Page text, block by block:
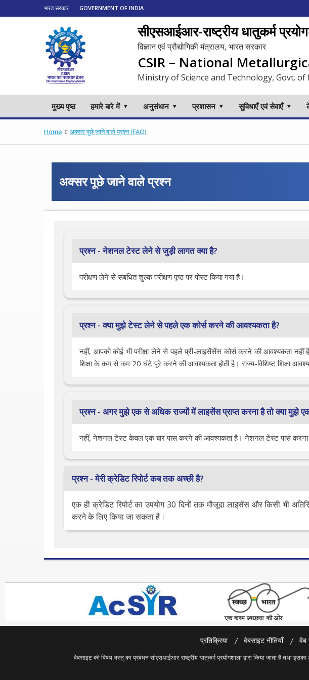
भारत सरकार GOVERNMENT OF INDIA
सीएसआईआर-राष्ट्रीय धातुकर्म
विज्ञान एवं प्रौद्योगिकी मंत्रालय, भारत सरकार
CSIR – National
Ministry of Science and Technology, Govt. of
मुख्य पृष्ठ हमारे बारे में अनुसंधान प्रशासन सुविधाएँ एवं सेवाएँ
Home अक्सर पूछे जाने वाले प्रश्न (FAQ)
अक्सर पूछे जाने वाले प्रश्न
प्रश्न - नेशनल टेस्ट लेने से जुड़ी लागत क्या है?
परीक्षण लेने से संबंधित शुल्क परीक्षण पृष्ठ पर पोस्ट किया गया है।
प्रश्न - क्या मुझे टेस्ट लेने से पहले एक कोर्स करने की आवश्यकता है?
नहीं, आपको कोई भी परीक्षा लेने से पहले प्री-लाइसेंसेंस कोर्स करने की आवश्यकता
शिक्षा के कम से कम 20 घंटे पूरे करने की आवश्यकता होती है। राज्य-विशिष्ट शिक्षा
प्रश्न - अगर मुझे एक से अधिक राज्यों में लाइसेंस प्राप्त करना है तो क्या मुझे
नहीं, नेशनल टेस्ट केवल एक बार पास करने की आवश्यकता है। नेशनल टेस्ट पास करना
प्रश्न - मेरी क्रेडिट रिपोर्ट कब तक अच्छी है?
एक ही क्रेडिट रिपोर्ट का उपयोग 30 दिनों तक मौजूदा लाइसेंस और किसी भी
करने के लिए किया जा सकता है।
प्रतिक्रिया वेबसाइट नीतियाँ वेब
वेबसाइट की विषय-वस्तु का प्रबंधन सीएसआईआर-राष्ट्रीय धातुकर्म प्रयोगशाला द्वारा किया जाता है तथा